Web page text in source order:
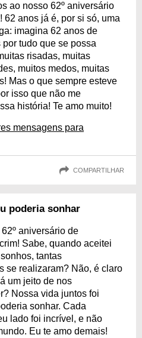
ao nosso 62º aniversário
62 anos já é, por si só, uma
imagina 62 anos de
tudo que se possa
risadas, muitas
muitos medos, muitas
Mas o que sempre esteve
isso que não me
história! Te amo muito!
mensagens para
COMPARTILHAR
poderia sonhar
aniversário de
Sabe, quando aceitei
tantas
se realizaram? Não, é claro
um jeito de nos
Nossa vida juntos foi
sonhar. Cada
lado foi incrível, e não
Eu te amo demais!